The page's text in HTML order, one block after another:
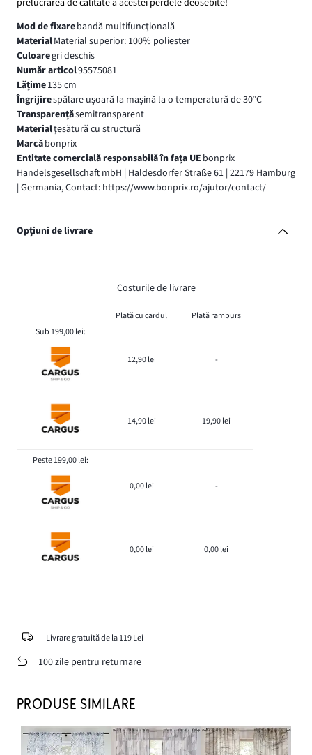
prelucrarea de calitate a acestei perdele deosebite!
Mod de fixarebandă multifuncţională
MaterialMaterial superior: 100% poliester
Culoaregri deschis
Număr articol95575081
Lățime135 cm
Îngrijirespălare ușoară la mașină la o temperatură de 30°C
Transparențăsemitransparent
Materialţesătură cu structură
Marcăbonprix
Entitate comercială responsabilă în fața UE bonprix
Handelsgesellschaft mbH | Haldesdorfer Straße 61 | 22179 Hamburg
| Germania, Contact: https://www.bonprix.ro/ajutor/contact/
Opțiuni de livrare
Costurile de livrare
Plată cu cardul
Plată ramburs
Sub 199,00 lei:
12,90 lei -
14,90 lei 19,90 lei
Peste 199,00 lei:
0,00 lei -
0,00 lei 0,00 lei
Livrare gratuită de la 119 Lei
100 zile pentru returnare
PRODUSE SIMILARE